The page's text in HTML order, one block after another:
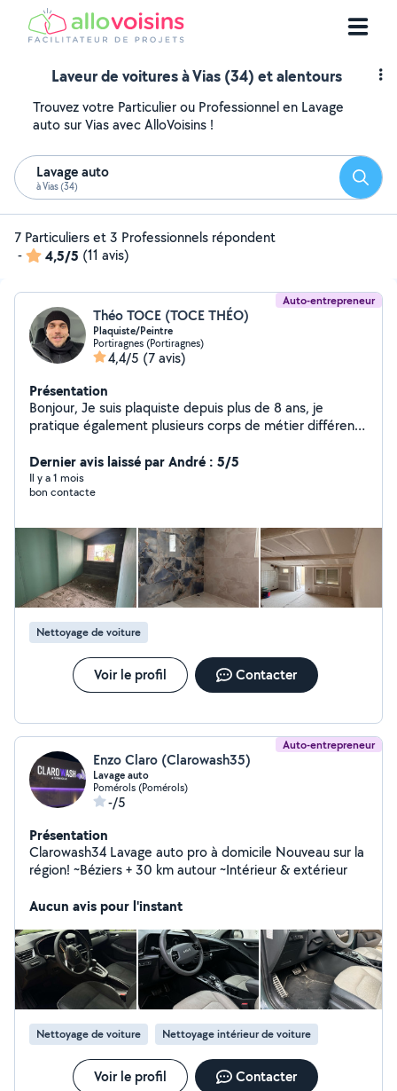
Laveur de voitures à Vias (34) et alentours
Trouvez votre Particulier ou Professionnel en Lavage
auto sur Vias avec AlloVoisins !
Lavage auto
à Vias (34)
7 Particuliers et 3 Professionnels répondent
-
4,5/5 (11 avis)
Auto-entrepreneur
Théo TOCE (TOCE THÉO)
Plaquiste/Peintre
Portiragnes (Portiragnes)
4,4/5 (7 avis)
Présentation
Bonjour, Je suis plaquiste depuis plus de 8 ans, je
pratique également plusieurs corps de métier différents
est basé sur la rénovation complète de résidence
principale et/ou secondaire. Je reste à votre disposition
si vous souhaitez plus d'informations sur mes services
Dernier avis laissé par André : 5/5
Il y a 1 mois
bon contacte
Nettoyage de voiture
Voir le profil Contacter
Auto-entrepreneur
Enzo Claro (Clarowash35)
Lavage auto
Pomérols (Pomérols)
-/5
Présentation
Clarowash34 Lavage auto pro à domicile Nouveau sur la
région! ~Béziers + 30 km autour ~Intérieur & extérieur
Aucun avis pour l'instant
Nettoyage de voiture Nettoyage intérieur de voiture
Voir le profil Contacter